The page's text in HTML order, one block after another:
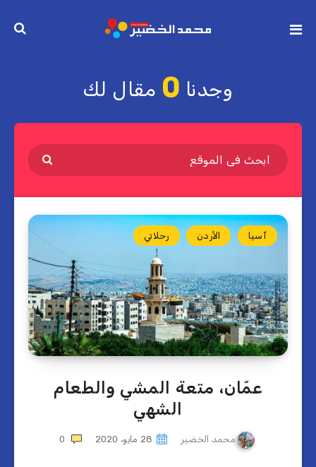
وجدنا 0 مقال لك
آسيا الأردن رحلاتي
عمّان، متعة المشي والطعام
الشهي
محمد الخضير 28 مايو، 2020 0